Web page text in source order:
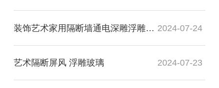
装饰艺术家用隔断墙通电深雕浮雕玻璃 2024-07-24
艺术隔断屏风 浮雕玻璃 2024-07-23